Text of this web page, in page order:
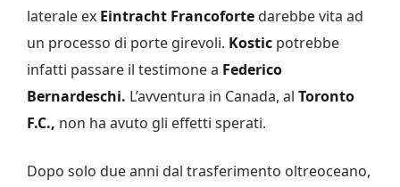
laterale ex Eintracht Francoforte darebbe vita ad
un processo di porte girevoli. Kostic potrebbe
infatti passare il testimone a Federico
Bernardeschi. L’avventura in Canada, al Toronto
F.C., non ha avuto gli effetti sperati.
Dopo solo due anni dal trasferimento oltreoceano,